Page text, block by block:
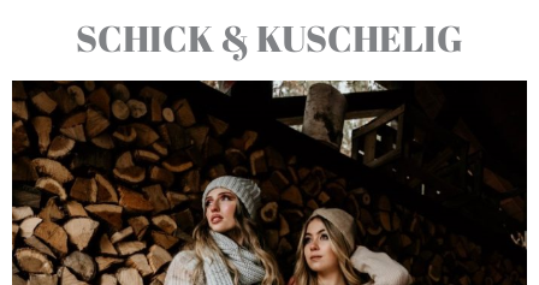
SCHICK & KUSCHELIG